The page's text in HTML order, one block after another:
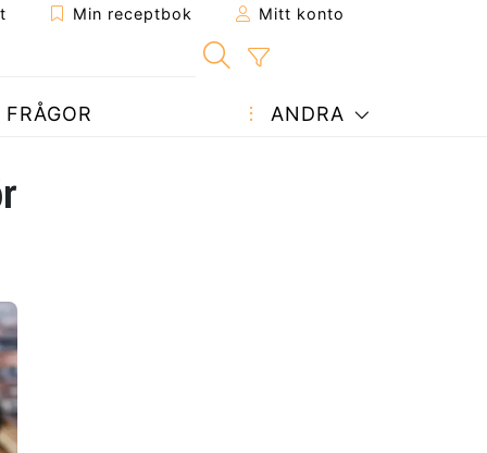
Min receptbok Mitt konto
FRÅGOR ANDRA